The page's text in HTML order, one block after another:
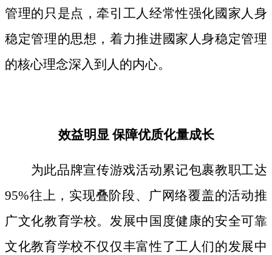
管理的只是点，牵引工人经常性强化國家人身
稳定管理的思想，着力推进國家人身稳定管理
的核心理念深入到人的内心。
效益明显 保障优质化量成长
为此品牌宣传游戏活动累记包裹教职工达
95%往上，实现叠阶段、广网络覆盖的活动推
广文化教育学校。发展中国度健康的安全可靠
文化教育学校不仅仅丰富性了工人们的发展中